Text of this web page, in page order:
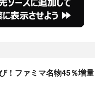
！ファミマ名物45％増量